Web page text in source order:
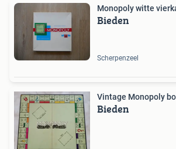
Monopoly witte
Bieden
Scherpenzeel
Vintage Monopoly
Bieden